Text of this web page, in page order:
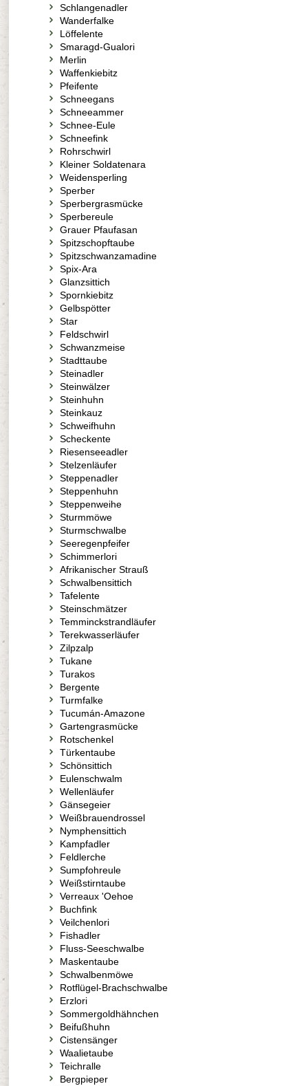
Schlangenadler
Wanderfalke
Löffelente
Smaragd-Gualori
Merlin
Waffenkiebitz
Pfeifente
Schneegans
Schneeammer
Schnee-Eule
Schneefink
Rohrschwirl
Kleiner Soldatenara
Weidensperling
Sperber
Sperbergrasmücke
Sperbereule
Grauer Pfaufasan
Spitzschopftaube
Spitzschwanzamadine
Spix-Ara
Glanzsittich
Spornkiebitz
Gelbspötter
Star
Feldschwirl
Schwanzmeise
Stadttaube
Steinadler
Steinwälzer
Steinhuhn
Steinkauz
Schweifhuhn
Scheckente
Riesenseeadler
Stelzenläufer
Steppenadler
Steppenhuhn
Steppenweihe
Sturmmöwe
Sturmschwalbe
Seeregenpfeifer
Schimmerlori
Afrikanischer Strauß
Schwalbensittich
Tafelente
Steinschmätzer
Temminckstrandläufer
Terekwasserläufer
Zilpzalp
Tukane
Turakos
Bergente
Turmfalke
Tucumán-Amazone
Gartengrasmücke
Rotschenkel
Türkentaube
Schönsittich
Eulenschwalm
Wellenläufer
Gänsegeier
Weißbrauendrossel
Nymphensittich
Kampfadler
Feldlerche
Sumpfohreule
Weißstirntaube
Verreaux 'Oehoe
Buchfink
Veilchenlori
Fishadler
Fluss-Seeschwalbe
Maskentaube
Schwalbenmöwe
Rotflügel-Brachschwalbe
Erzlori
Sommergoldhähnchen
Beifußhuhn
Cistensänger
Waalietaube
Teichralle
Bergpieper